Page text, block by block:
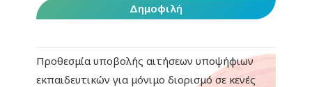
Δημοφιλή
Προθεσμία υποβολής αιτήσεων υποψήφιων
εκπαιδευτικών για μόνιμο διορισμό σε κενές